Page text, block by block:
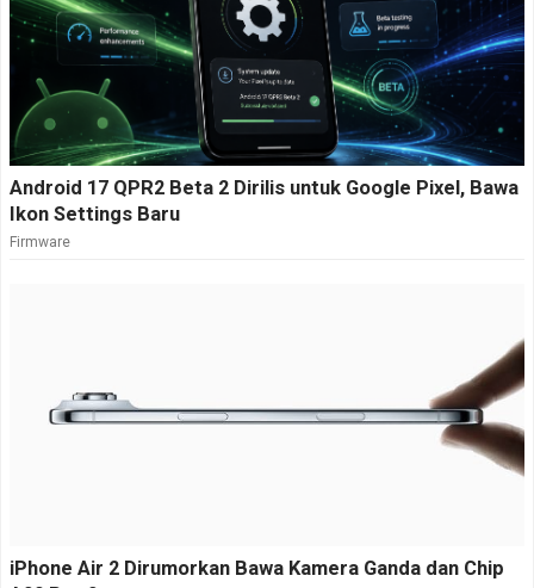
Android 17 QPR2 Beta 2 Dirilis untuk Google Pixel, Bawa
Ikon Settings Baru
Firmware
iPhone Air 2 Dirumorkan Bawa Kamera Ganda dan Chip